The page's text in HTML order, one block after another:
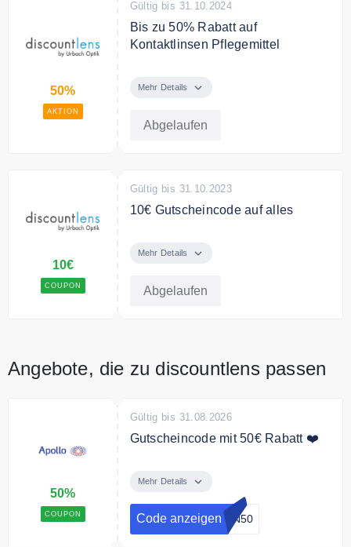
50%
AKTION
Gültig bis 31.10.2024
Bis zu 50% Rabatt auf
Kontaktlinsen Pflegemittel
Kontaktlinsen Pflegemittel bei
Mehr Details
Abgelaufen
10€
COUPON
Gültig bis 31.10.2023
10€ Gutscheincode auf alles
discountlens
Ab 69€ Mindestbestellwert
Mehr Details
Abgelaufen
Angebote, die zu discountlens passen
50%
COUPON
Gültig bis 31.08.2026
Gutscheincode mit 50€ Rabatt ❤️
du ganze 50 € Rabatt auf alle
Produkte in deinem Warenkorb
und kannst bei großen
Investitionen gleich sparen.
Mehr Details
Code anzeigen EN50